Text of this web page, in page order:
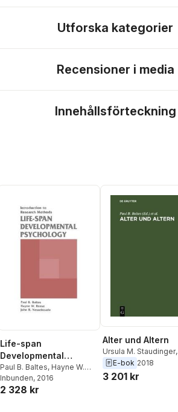
Utforska kategorier
Recensioner i media
Innehållsförteckning
Life-span
Developmental
Psychology
Paul B. Baltes, Hayne W.
Reese,John R.
Nesselroade
Inbunden, 2016
2 328 kr
Alter und Altern
Ursula M. Staudinger,
Jurgen Mittelstra
Baltes
E-bok 2018
3 201 kr